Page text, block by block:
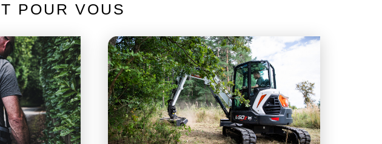
POUR VOUS